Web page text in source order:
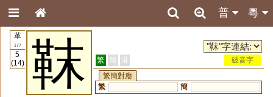
粵
普
革
177
5
(14)
靺 繁 簡 港
破音字
繁簡對應
繁
簡